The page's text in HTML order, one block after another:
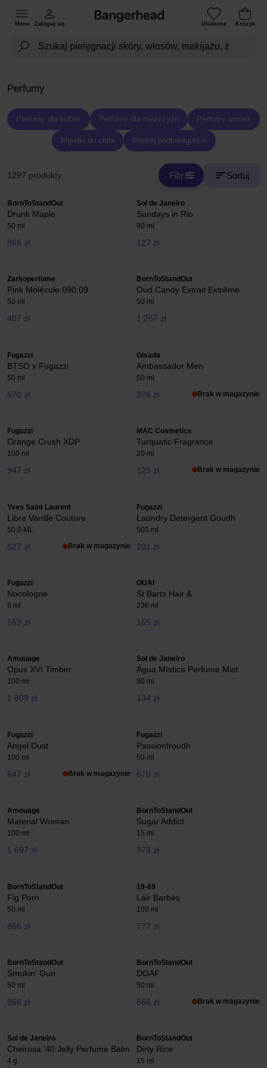
Menu Zaloguj się Ulubione Koszyk
Perfumy
Perfumy dla kobiet Perfumy dla mężczyzn Perfumy unisex
Mgiełki do ciała Więcej podkategorii +
1297 produkty Filtr Sortuj
BornToStandOut
Drunk Maple
50 ml
866 zł
Sol de Janeiro
Sundays in Rio
90 ml
127 zł
Zarkoperfume
Pink Molécule 090.09
50 ml
407 zł
BornToStandOut
Oud Candy Extrait Extrême
50 ml
1 267 zł
Fugazzi
BTSO x Fugazzi
50 ml
670 zł
Gisada
Ambassador Men
50 ml
376 zł Brak w magazynie
Fugazzi
Orange Crush XDP
100 ml
947 zł
MAC Cosmetics
Turquatic Fragrance
20 ml
125 zł Brak w magazynie
Yves Saint Laurent
Libre Vanille Couture
50.0 ML
627 zł Brak w magazynie
Fugazzi
Laundry Detergent Goudh
500 ml
201 zł
Fugazzi
Nocologne
8 ml
163 zł
OUAI
St Barts Hair &
236 ml
165 zł
Amouage
Opus XVI Timber
100 ml
1 809 zł
Sol de Janeiro
Água Mística Perfume Mist
90 ml
134 zł
Fugazzi
Angel Dust
100 ml
647 zł Brak w magazynie
Fugazzi
Passionfroudh
50 ml
670 zł
Amouage
Material Woman
100 ml
1 697 zł
BornToStandOut
Sugar Addict
15 ml
378 zł
BornToStandOut
Fig Porn
50 ml
866 zł
19-69
Láir Barbès
100 ml
777 zł
BornToStandOut
Smokin' Gun
50 ml
866 zł
BornToStandOut
DGAF
50 ml
866 zł Brak w magazynie
Sol de Janeiro
Cheirosa '40 Jelly Perfume Balm
4 g
BornToStandOut
Dirty Rice
15 ml